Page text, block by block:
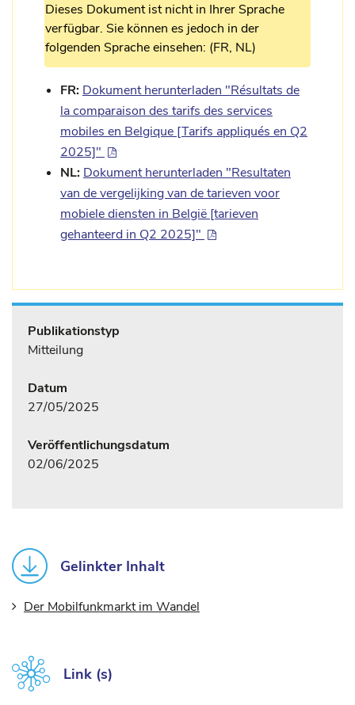
Dieses Dokument ist nicht in Ihrer Sprache
verfügbar. Sie können es jedoch in der
folgenden Sprache einsehen: (FR, NL)
FR: Dokument herunterladen "Résultats de
la comparaison des tarifs des services
mobiles en Belgique [Tarifs appliqués en Q2
2025]"
NL: Dokument herunterladen "Resultaten
van de vergelijking van de tarieven voor
mobiele diensten in België [tarieven
gehanteerd in Q2 2025]"
Publikationstyp
Mitteilung
Datum
27/05/2025
Veröffentlichungsdatum
02/06/2025
Gelinkter Inhalt
Der Mobilfunkmarkt im Wandel
Link (s)